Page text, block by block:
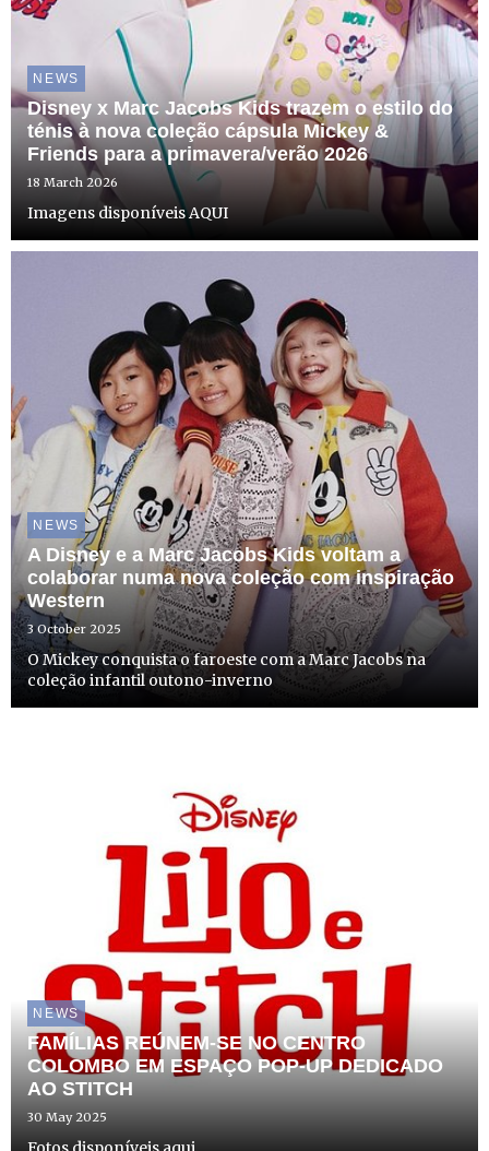
NEWS
Disney x Marc Jacobs Kids trazem o estilo do
ténis à nova coleção cápsula Mickey &
Friends para a primavera/verão 2026
18 March 2026
Imagens disponíveis AQUI
NEWS
A Disney e a Marc Jacobs Kids voltam a
colaborar numa nova coleção com inspiração
Western
3 October 2025
O Mickey conquista o faroeste com a Marc Jacobs na
coleção infantil outono-inverno
NEWS
FAMÍLIAS REÚNEM-SE NO CENTRO
COLOMBO EM ESPAÇO POP-UP DEDICADO
AO STITCH
30 May 2025